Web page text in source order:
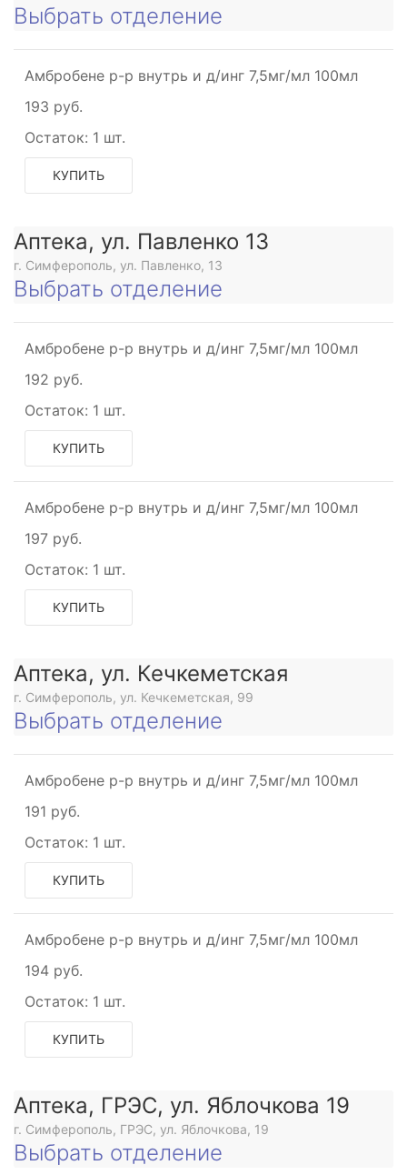
Выбрать отделение
Амбробене р-р внутрь и д/инг 7,5мг/мл 100мл
193 руб.
Остаток: 1 шт.
КУПИТЬ
Аптека, ул. Павленко 13
г. Симферополь, ул. Павленко, 13
Выбрать отделение
Амбробене р-р внутрь и д/инг 7,5мг/мл 100мл
192 руб.
Остаток: 1 шт.
КУПИТЬ
Амбробене р-р внутрь и д/инг 7,5мг/мл 100мл
197 руб.
Остаток: 1 шт.
КУПИТЬ
Аптека, ул. Кечкеметская
г. Симферополь, ул. Кечкеметская, 99
Выбрать отделение
Амбробене р-р внутрь и д/инг 7,5мг/мл 100мл
191 руб.
Остаток: 1 шт.
КУПИТЬ
Амбробене р-р внутрь и д/инг 7,5мг/мл 100мл
194 руб.
Остаток: 1 шт.
КУПИТЬ
Аптека, ГРЭС, ул. Яблочкова 19
г. Симферополь, ГРЭС, ул. Яблочкова, 19
Выбрать отделение